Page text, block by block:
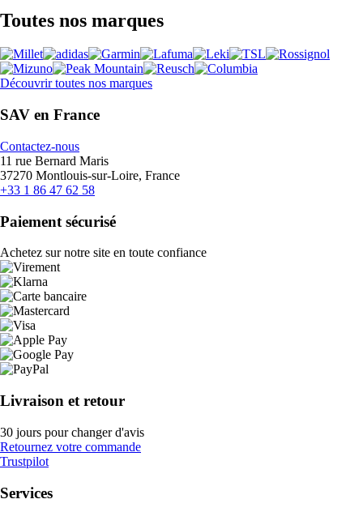
Toutes nos marques
Découvrir toutes nos marques
SAV en France
Contactez-nous
11 rue Bernard Maris
37270 Montlouis-sur-Loire, France
+33 1 86 47 62 58
Paiement sécurisé
Achetez sur notre site en toute confiance
Livraison et retour
30 jours pour changer d'avis
Retournez votre commande
Trustpilot
Services